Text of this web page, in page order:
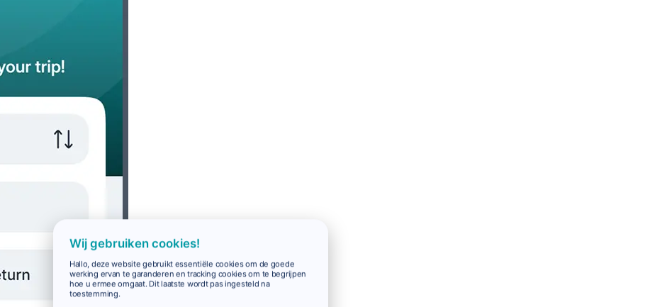
Wij gebruiken cookies!
Hallo, deze website gebruikt essentiële cookies om de goede
werking ervan te garanderen en tracking cookies om te begrijpen
hoe u ermee omgaat. Dit laatste wordt pas ingesteld na
toestemming.